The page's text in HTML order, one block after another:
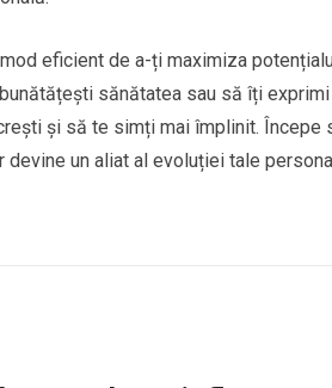
eficient de a-ți maximiza
sănătatea sau să îți exprimi
și să te simți mai împlinit. Începe
un aliat al evoluției tale